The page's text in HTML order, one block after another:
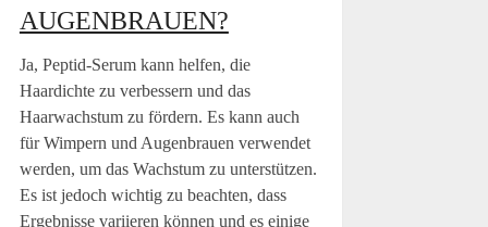
AUGENBRAUEN?
Ja, Peptid-Serum kann helfen, die
Haardichte zu verbessern und das
Haarwachstum zu fördern. Es kann auch
für Wimpern und Augenbrauen verwendet
werden, um das Wachstum zu unterstützen.
Es ist jedoch wichtig zu beachten, dass
Ergebnisse variieren können und es einige